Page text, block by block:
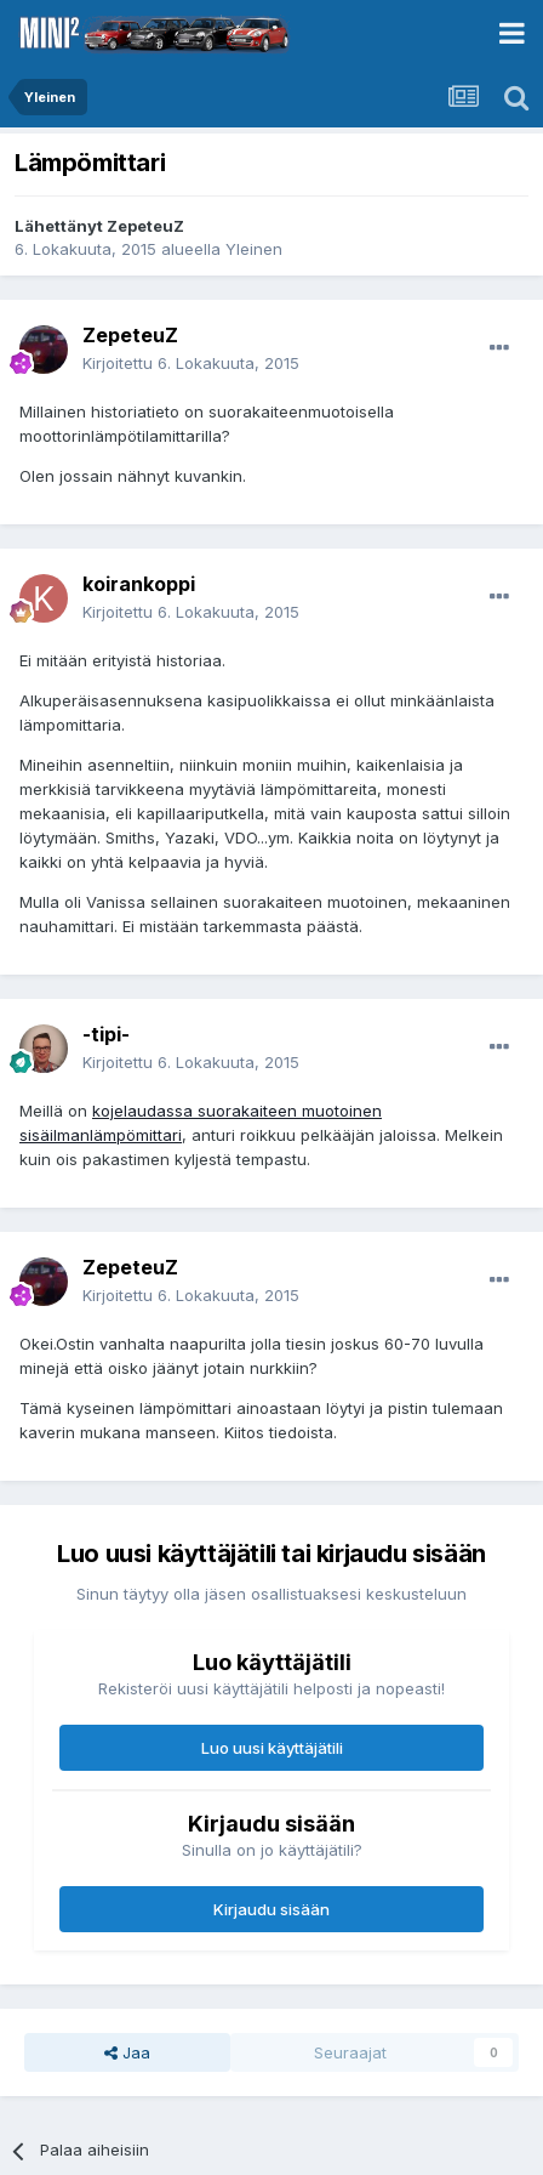
Yleinen
Lämpömittari
Lähettänyt ZepeteuZ
6. Lokakuuta, 2015 alueella Yleinen
ZepeteuZ
Kirjoitettu 6. Lokakuuta, 2015
Millainen historiatieto on suorakaiteenmuotoisella
moottorinlämpötilamittarilla?
Olen jossain nähnyt kuvankin.
koirankoppi
Kirjoitettu 6. Lokakuuta, 2015
Ei mitään erityistä historiaa.
Alkuperäisasennuksena kasipuolikkaissa ei ollut minkäänlaista
lämpomittaria.
Mineihin asenneltiin, niinkuin moniin muihin, kaikenlaisia ja
merkkisiä tarvikkeena myytäviä lämpömittareita, monesti
mekaanisia, eli kapillaariputkella, mitä vain kauposta sattui silloin
löytymään. Smiths, Yazaki, VDO...ym. Kaikkia noita on löytynyt ja
kaikki on yhtä kelpaavia ja hyviä.
Mulla oli Vanissa sellainen suorakaiteen muotoinen, mekaaninen
nauhamittari. Ei mistään tarkemmasta päästä.
-tipi-
Kirjoitettu 6. Lokakuuta, 2015
Meillä on kojelaudassa suorakaiteen muotoinen
sisäilmanlämpömittari, anturi roikkuu pelkääjän jaloissa. Melkein
kuin ois pakastimen kyljestä tempastu.
ZepeteuZ
Kirjoitettu 6. Lokakuuta, 2015
Okei.Ostin vanhalta naapurilta jolla tiesin joskus 60-70 luvulla
minejä että oisko jäänyt jotain nurkkiin?
Tämä kyseinen lämpömittari ainoastaan löytyi ja pistin tulemaan
kaverin mukana manseen. Kiitos tiedoista.
Luo uusi käyttäjätili tai kirjaudu sisään
Sinun täytyy olla jäsen osallistuaksesi keskusteluun
Luo käyttäjätili
Rekisteröi uusi käyttäjätili helposti ja nopeasti!
Luo uusi käyttäjätili
Kirjaudu sisään
Sinulla on jo käyttäjätili?
Kirjaudu sisään
Jaa Seuraajat 0
Palaa aiheisiin